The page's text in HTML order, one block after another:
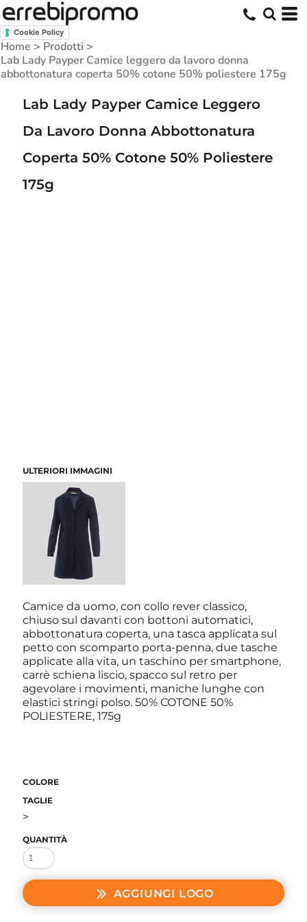
Cookie Policy
Home > Prodotti >
Lab Lady Payper Camice leggero da lavoro donna
abbottonatura coperta 50% cotone 50% poliestere 175g
Lab Lady Payper Camice Leggero
Da Lavoro Donna Abbottonatura
Coperta 50% Cotone 50% Poliestere
175g
ULTERIORI IMMAGINI
Camice da uomo, con collo rever classico,
chiuso sul davanti con bottoni automatici,
abbottonatura coperta, una tasca applicata sul
petto con scomparto porta-penna, due tasche
applicate alla vita, un taschino per smartphone,
carrè schiena liscio, spacco sul retro per
agevolare i movimenti, maniche lunghe con
elastici stringi polso. 50% COTONE 50%
POLIESTERE, 175g
COLORE
TAGLIE
>
QUANTITÀ
AGGIUNGI LOGO